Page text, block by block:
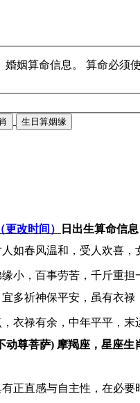
姻算命信息。 算命必须
生日算姻缘
（更改时间） 日出生算命信息
如春风温和，受人欢喜，
小，百事劳苦，千斤重
多祈神保平安，虽有衣禄
衣禄有余，中年平平，末
动尊菩萨) 摩羯座，星座生
正直感与自主性，在必